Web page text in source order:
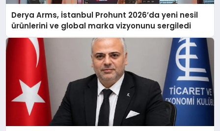
Derya Arms, İstanbul Prohunt 2026’da yeni nesil
ürünlerini ve global marka vizyonunu sergiledi